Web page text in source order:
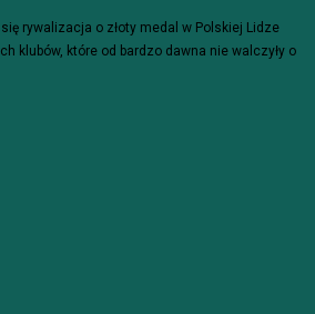
rywalizacja o złoty medal w Polskiej Lidze
klubów, które od bardzo dawna nie walczyły o